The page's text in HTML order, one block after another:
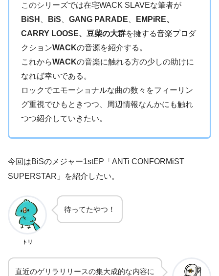
このシリーズでは在宅WACK SLAVEな筆者が
BiSH
BiS GANG PARADE
EMPiRE、
CARRY LOOSE、豆柴の大群を擁する音楽プロダ
クションWACKの音源を紹介する。
これからWACKの音楽に触れる方の少しの助けに
なれば幸いである。
ロックでエモーショナルな曲の数々をフィーリン
グ重視でひもときつつ、周辺情報なんかにも触れ
つつ紹介していきたい。
今回はBiSのメジャー1stEP「ANTi CONFORMiST
SUPERSTAR」を紹介したい。
トリ
待ってたやつ！
直近のゲリラリリースの集大成的な内容に